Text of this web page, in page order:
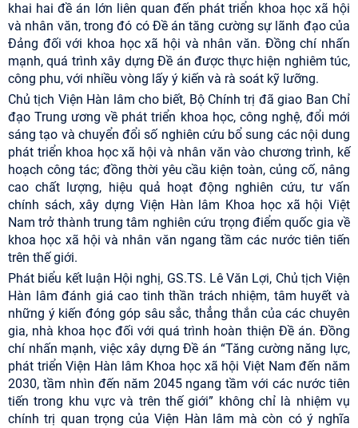
khai hai đề án lớn liên quan đến phát triển khoa học xã hội
và nhân văn, trong đó có Đề án tăng cường sự lãnh đạo của
Đảng đối với khoa học xã hội và nhân văn. Đồng chí nhấn
mạnh, quá trình xây dựng Đề án được thực hiện nghiêm túc,
công phu, với nhiều vòng lấy ý kiến và rà soát kỹ lưỡng.
Chủ tịch Viện Hàn lâm cho biết, Bộ Chính trị đã giao Ban Chỉ
đạo Trung ương về phát triển khoa học, công nghệ, đổi mới
sáng tạo và chuyển đổi số nghiên cứu bổ sung các nội dung
phát triển khoa học xã hội và nhân văn vào chương trình, kế
hoạch công tác; đồng thời yêu cầu kiện toàn, củng cố, nâng
cao chất lượng, hiệu quả hoạt động nghiên cứu, tư vấn
chính sách, xây dựng Viện Hàn lâm Khoa học xã hội Việt
Nam trở thành trung tâm nghiên cứu trọng điểm quốc gia về
khoa học xã hội và nhân văn ngang tầm các nước tiên tiến
trên thế giới.
Phát biểu kết luận Hội nghị, GS.TS. Lê Văn Lợi, Chủ tịch Viện
Hàn lâm đánh giá cao tinh thần trách nhiệm, tâm huyết và
những ý kiến đóng góp sâu sắc, thẳng thắn của các chuyên
gia, nhà khoa học đối với quá trình hoàn thiện Đề án. Đồng
chí nhấn mạnh, việc xây dựng Đề án “Tăng cường năng lực,
phát triển Viện Hàn lâm Khoa học xã hội Việt Nam đến năm
2030, tầm nhìn đến năm 2045 ngang tầm với các nước tiên
tiến trong khu vực và trên thế giới” không chỉ là nhiệm vụ
chính trị quan trọng của Viện Hàn lâm mà còn có ý nghĩa